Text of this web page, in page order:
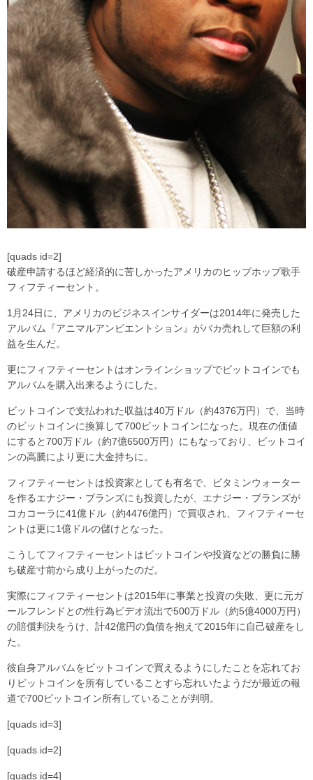
[quads id=2]
破産申請するほど経済的に苦しかったアメリカのヒップホップ歌手
フィフティーセント。
1月24日に、アメリカのビジネスインサイダーは2014年に発売した
アルバム『アニマルアンビエントション』がバカ売れして巨額の利
益を生んだ。
更にフィフティーセントはオンラインショップでビットコインでも
アルバムを購入出来るようにした。
ビットコインで支払われた収益は40万ドル（約4376万円）で、当時
のビットコインに換算して700ビットコインになった。現在の価値
にすると700万ドル（約7億6500万円）にもなっており、ビットコイ
ンの高騰により更に大金持ちに。
フィフティーセントは投資家としても有名で、ビタミンウォーター
を作るエナジー・ブランズにも投資したが、エナジー・ブランズが
コカコーラに41億ドル（約4476億円）で買収され、フィフティーセ
ントは更に1億ドルの儲けとなった。
こうしてフィフティーセントはビットコインや投資などの勝負に勝
ち破産寸前から成り上がったのだ。
実際にフィフティーセントは2015年に事業と投資の失敗、更に元ガ
ールフレンドとの性行為ビデオ流出で500万ドル（約5億4000万円）
の賠償判決をうけ、計42億円の負債を抱えて2015年に自己破産をし
た。
彼自身アルバムをビットコインで買えるようにしたことを忘れてお
りビットコインを所有していることすら忘れいたようだが最近の報
道で700ビットコイン所有していることが判明。
[quads id=3]
[quads id=2]
[quads id=4]